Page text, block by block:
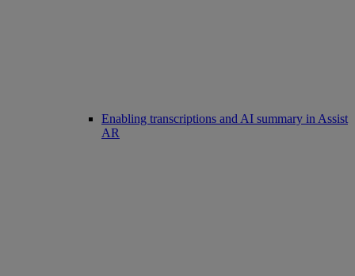
Enabling transcriptions and AI summary in Assist
AR